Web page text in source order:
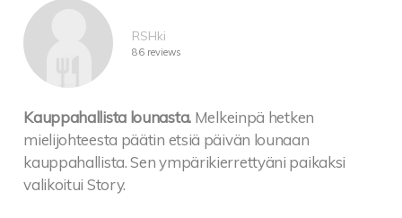
RSHki
86 reviews
Kauppahallista lounasta. Melkeinpä hetken
mielijohteesta päätin etsiä päivän lounaan
kauppahallista. Sen ympärikierrettyäni paikaksi
valikoitui Story.